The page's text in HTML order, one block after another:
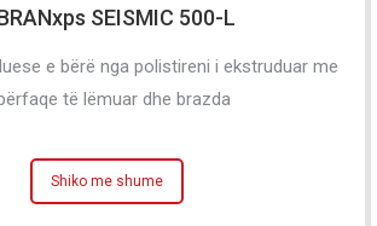
SEISMIC 500-L
e bërë nga polistireni i ekstruduar me
të lëmuar dhe brazda
Shiko me shume